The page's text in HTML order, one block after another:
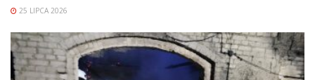
25 LIPCA 2026